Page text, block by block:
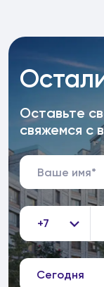
Оставьте
свяжемся с
+7
Сегодня